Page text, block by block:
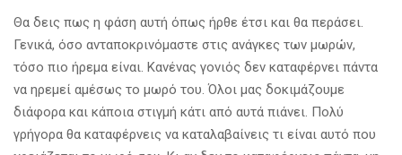
Θα δεις πως η φάση αυτή όπως ήρθε έτσι και θα περάσει.
Γενικά, όσο ανταποκρινόμαστε στις ανάγκες των μωρών,
τόσο πιο ήρεμα είναι. Κανένας γονιός δεν καταφέρνει πάντα
να ηρεμεί αμέσως το μωρό του. Όλοι μας δοκιμάζουμε
διάφορα και κάποια στιγμή κάτι από αυτά πιάνει. Πολύ
γρήγορα θα καταφέρνεις να καταλαβαίνεις τι είναι αυτό που